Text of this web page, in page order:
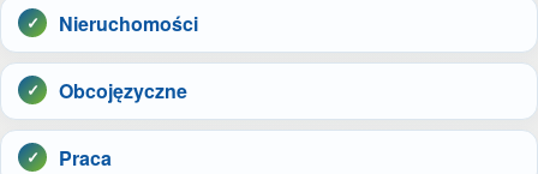
Nieruchomości
Obcojęzyczne
Praca